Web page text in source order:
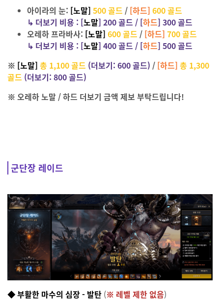
아이라의 눈: [노말] 500 골드 / [하드] 600 골드
↳ 더보기 비용 : [노말] 200골드 / [하드] 300 골드
오레하 프라바사: [노말] 600 골드 / [하드] 700 골드
↳ 더보기 비용 : [노말] 400골드 / [하드] 500 골드
※ [노말] 총 1,100 골드 (더보기: 600 골드) / [하드] 총 1,300
골드 (더보기: 800 골드)
※ 오레하 노말 / 하드 더보기 금액 제보 부탁드립니다!
군단장 레이드
◆ 부활한 마수의 심장 - 발탄 (※ 레벨 제한 없음)